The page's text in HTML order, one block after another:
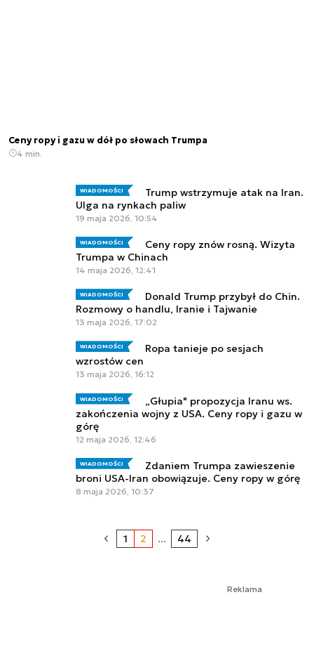
Ceny ropy i gazu w dół po słowach Trumpa
4 min.
WIADOMOŚCI
Trump wstrzymuje atak na Iran.
Ulga na rynkach paliw
19 maja 2026, 10:54
WIADOMOŚCI
Ceny ropy znów rosną. Wizyta
Trumpa w Chinach
14 maja 2026, 12:41
WIADOMOŚCI
Donald Trump przybył do Chin.
Rozmowy o handlu, Iranie i Tajwanie
13 maja 2026, 17:02
WIADOMOŚCI
Ropa tanieje po sesjach
wzrostów cen
13 maja 2026, 16:12
WIADOMOŚCI
„Głupia" propozycja Iranu ws.
zakończenia wojny z USA. Ceny ropy i gazu w
górę
12 maja 2026, 12:46
WIADOMOŚCI
Zdaniem Trumpa zawieszenie
broni USA-Iran obowiązuje. Ceny ropy w górę
8 maja 2026, 10:37
1 2 ... 44
Reklama